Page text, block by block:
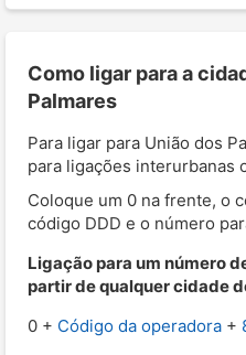
Como ligar para a
Palmares
Para ligar para União dos
para ligações interurbanas
Coloque um 0 na frente, o
código DDD e o número
Ligação para um número
partir de qualquer cidade
0 + Código da operadora +